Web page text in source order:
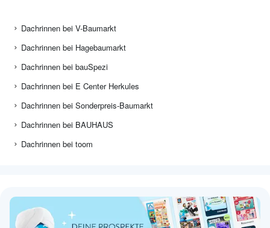
Dachrinnen bei V-Baumarkt
Dachrinnen bei Hagebaumarkt
Dachrinnen bei bauSpezi
Dachrinnen bei E Center Herkules
Dachrinnen bei Sonderpreis-Baumarkt
Dachrinnen bei BAUHAUS
Dachrinnen bei toom